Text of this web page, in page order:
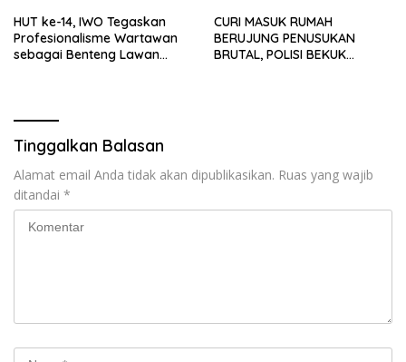
HUT ke-14, IWO Tegaskan
Profesionalisme Wartawan
sebagai Benteng Lawan
CURI MASUK RUMAH
BERUJUNG PENUSUKAN
BRUTAL, POLISI BEKUK
Tinggalkan Balasan
Alamat email Anda tidak akan dipublikasikan. Ruas yang wajib
ditandai *